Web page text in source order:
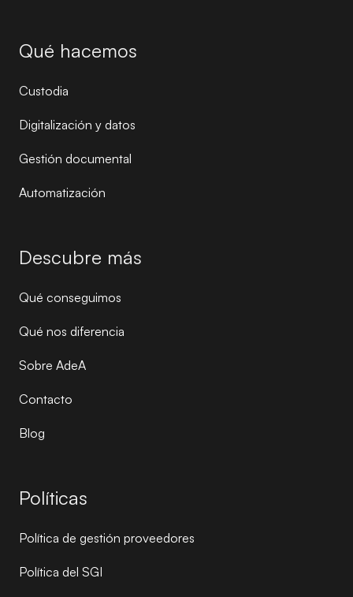
Qué hacemos
Custodia
Digitalización y datos
Gestión documental
Automatización
Descubre más
Qué conseguimos
Qué nos diferencia
Sobre AdeA
Contacto
Blog
Políticas
Política de gestión proveedores
Política del SGI